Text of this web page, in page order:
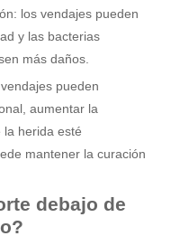
los vendajes pueden
y las bacterias
más daños.
pueden
aumentar la
la herida esté
mantener la curación
debajo de